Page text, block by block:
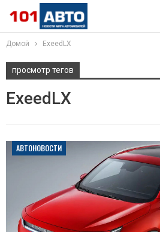
Домой ExeedLX
просмотр тегов
ExeedLX
АВТОНОВОСТИ